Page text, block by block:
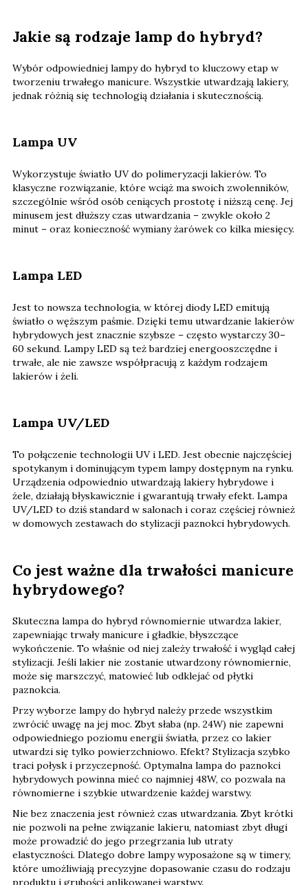
Jakie są rodzaje lamp do hybryd?
Wybór odpowiedniej lampy do hybryd to kluczowy etap w
tworzeniu trwałego manicure. Wszystkie utwardzają lakiery,
jednak różnią się technologią działania i skutecznością.
Lampa UV
Wykorzystuje światło UV do polimeryzacji lakierów. To
klasyczne rozwiązanie, które wciąż ma swoich zwolenników,
szczególnie wśród osób ceniących prostotę i niższą cenę. Jej
minusem jest dłuższy czas utwardzania – zwykle około 2
minut – oraz konieczność wymiany żarówek co kilka miesięcy.
Lampa LED
Jest to nowsza technologia, w której diody LED emitują
światło o węższym paśmie. Dzięki temu utwardzanie lakierów
hybrydowych jest znacznie szybsze – często wystarczy 30–
60 sekund. Lampy LED są też bardziej energooszczędne i
trwałe, ale nie zawsze współpracują z każdym rodzajem
lakierów i żeli.
Lampa UV/LED
To połączenie technologii UV i LED. Jest obecnie najczęściej
spotykanym i dominującym typem lampy dostępnym na rynku.
Urządzenia odpowiednio utwardzają lakiery hybrydowe i
żele, działają błyskawicznie i gwarantują trwały efekt. Lampa
UV/LED to dziś standard w salonach i coraz częściej również
w domowych zestawach do stylizacji paznokci hybrydowych.
Co jest ważne dla trwałości manicure
hybrydowego?
Skuteczna lampa do hybryd równomiernie utwardza lakier,
zapewniając trwały manicure i gładkie, błyszczące
wykończenie. To właśnie od niej zależy trwałość i wygląd całej
stylizacji. Jeśli lakier nie zostanie utwardzony równomiernie,
może się marszczyć, matowieć lub odklejać od płytki
paznokcia.
Przy wyborze lampy do hybryd należy przede wszystkim
zwrócić uwagę na jej moc. Zbyt słaba (np. 24W) nie zapewni
odpowiedniego poziomu energii światła, przez co lakier
utwardzi się tylko powierzchniowo. Efekt? Stylizacja szybko
traci połysk i przyczepność. Optymalna lampa do paznokci
hybrydowych powinna mieć co najmniej 48W, co pozwala na
równomierne i szybkie utwardzenie każdej warstwy.
Nie bez znaczenia jest również czas utwardzania. Zbyt krótki
nie pozwoli na pełne związanie lakieru, natomiast zbyt długi
może prowadzić do jego przegrzania lub utraty
elastyczności. Dlatego dobre lampy wyposażone są w timery,
które umożliwiają precyzyjne dopasowanie czasu do rodzaju
produktu i grubości aplikowanej warstwy.